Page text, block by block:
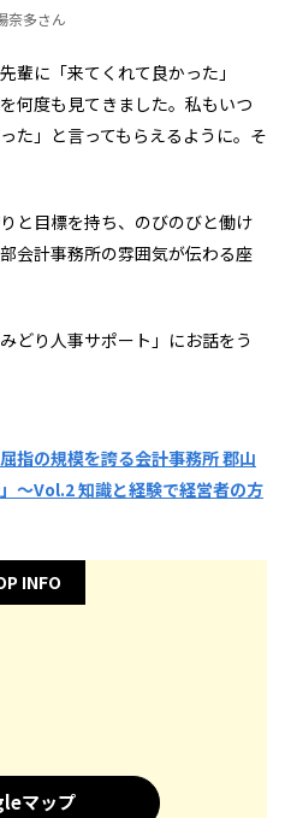
奈多さん
輩に「来てくれて良かった」
何度も見てきました。私もいつ
た」と言ってもらえるように。そ
と目標を持ち、のびのびと働け
会計事務所の雰囲気が伝わる座
どり人事サポート」にお話をう
指の規模を誇る会計事務所 郡山
～Vol.2 知識と経験で経営者の方
INFO
マップ